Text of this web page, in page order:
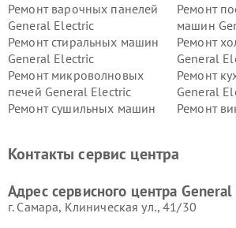
Ремонт варочных панелей
General Electric
Ремонт
машин
Ремонт стиральных машин
General Electric
Ремонт
General
Ремонт микроволновых
печей General Electric
Ремонт
General
Ремонт сушильных машин
Ремонт
Electric
General
Контакты сервис центра
Адрес сервисного центра
г. Самара, Клиническая ул., 41/30